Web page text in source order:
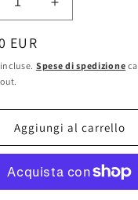
Aumenta
quantità
Sottopiatto
Cachi
A
Simple
Collection
EUR
Spese di spedizione
Aggiungi al carrello